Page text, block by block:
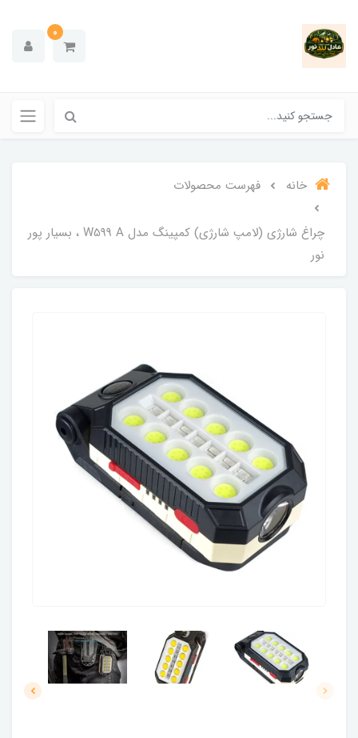
0
خانه فهرست محصولات
چراغ شارژی (لامپ شارژی) کمپینگ مدل W599 A ، بسیار پور
نور